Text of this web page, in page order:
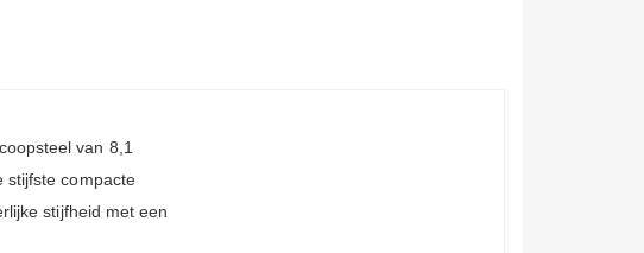
van 8,1
stijfste compacte
stijfheid met een